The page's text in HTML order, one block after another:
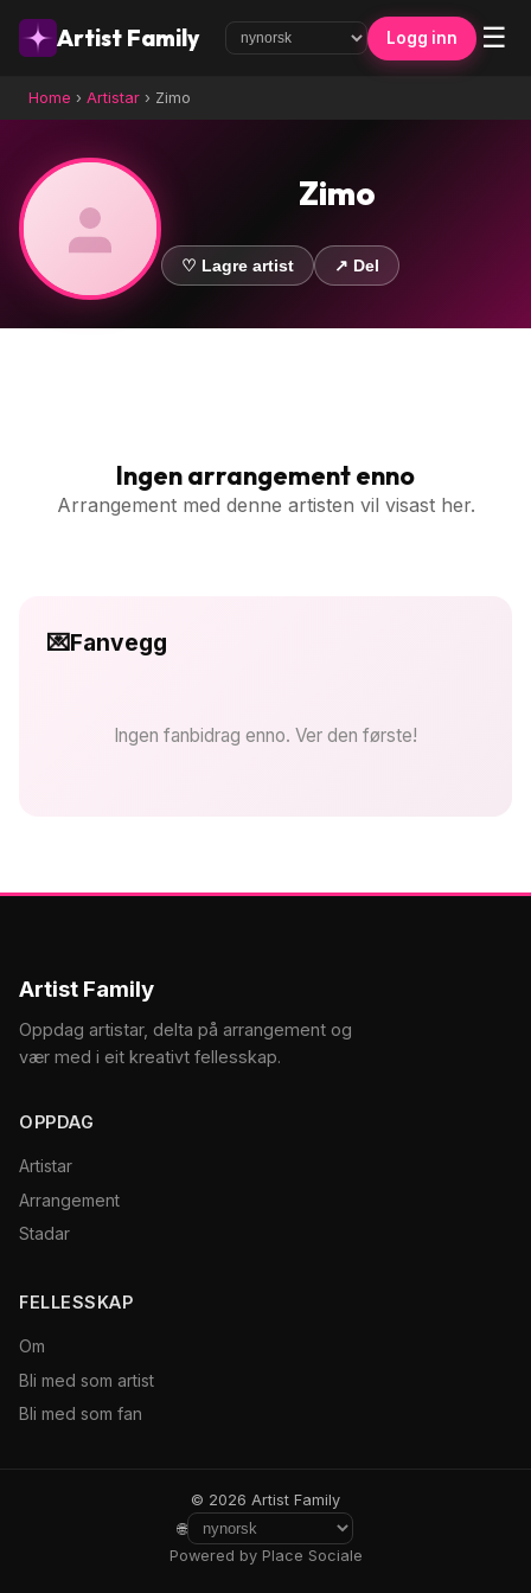
Artist Family Logg inn ☰
Home › Artistar › Zimo
Zimo
♡ Lagre artist ↗ Del
Ingen arrangement enno
Arrangement med denne artisten vil visast her.
💌Fanvegg
Ingen fanbidrag enno. Ver den første!
Artist Family
Oppdag artistar, delta på arrangement og
vær med i eit kreativt fellesskap.
OPPDAG
Artistar
Arrangement
Stadar
FELLESSKAP
Om
Bli med som artist
Bli med som fan
© 2026 Artist Family
🌐
Powered by Place Sociale